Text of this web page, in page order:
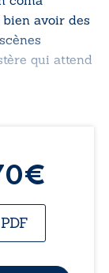
avoir des
qui attend
€
de
PDF